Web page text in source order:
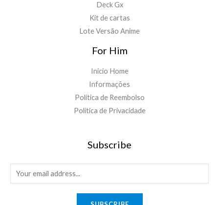
Deck Gx
Kit de cartas
Lote Versão Anime
For Him
Inicio Home
Informações
Política de Reembolso
Política de Privacidade
Subscribe
m